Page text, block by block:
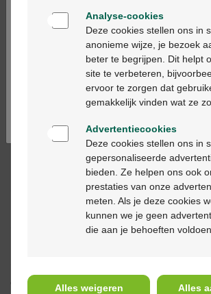
Op werkdagen vóór 12u besteld,
werkdag geleverd
levering in je Multipharma
levering thuis vanaf €55
betalen
Klantendienstvia chat of
Productbeschrijving
Gebruik
Bienvenue
Ga verder in het
Continuez en français
Analyse-cookies
Deze cookies stellen ons in
anonieme wijze, je bezoek
beter te begrijpen. Dit helpt
site te verbeteren,
ervoor te zorgen dat
gemakkelijk vinden wat ze
Advertentiecookies
Deze cookies stellen ons in
gepersonaliseerde
bieden. Ze helpen ons ook
prestaties van onze
meten. Als je deze cookies
kunnen we je geen
die aan je behoeften voldoen.
Alles weigeren Alles